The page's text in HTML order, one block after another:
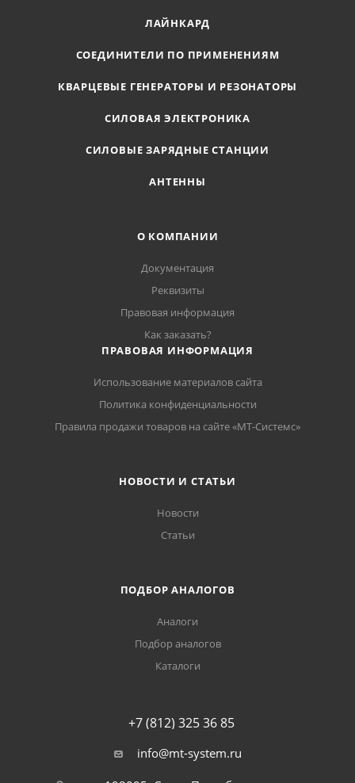
ЛАЙНКАРД
СОЕДИНИТЕЛИ ПО ПРИМЕНЕНИЯМ
КВАРЦЕВЫЕ ГЕНЕРАТОРЫ И РЕЗОНАТОРЫ
СИЛОВАЯ ЭЛЕКТРОНИКА
СИЛОВЫЕ ЗАРЯДНЫЕ СТАНЦИИ
АНТЕННЫ
О КОМПАНИИ
Документация
Реквизиты
Правовая информация
Как заказать?
ПРАВОВАЯ ИНФОРМАЦИЯ
Использование материалов сайта
Политика конфиденциальности
Правила продажи товаров на сайте «МТ-Системс»
НОВОСТИ И СТАТЬИ
Новости
Статьи
ПОДБОР АНАЛОГОВ
Аналоги
Подбор аналогов
Каталоги
+7 (812) 325 36 85
info@mt-system.ru